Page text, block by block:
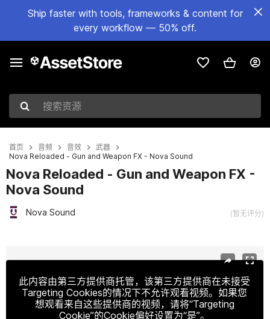
Ship faster with tools, frameworks & content for
every workflow — 50% off.
搜索资源
首页 音频 音效
武器
Nova Reloaded - Gun and Weapon FX - Nova Sound
Nova Reloaded - Gun and Weapon FX -
Nova Sound
Nova Sound (暂无评分)
此内容由第三方提供商托管，该第三方提供商在未接受
Targeting Cookies的情况下不允许观看视频。如果您
想观看来自这些提供商的视频，请将“Targeting
Cookie”的Cookie偏好设置为“是”。